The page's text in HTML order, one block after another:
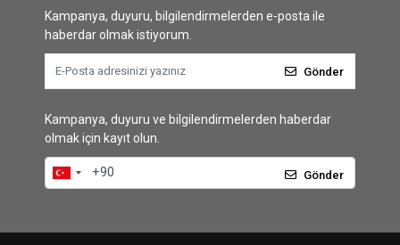
Kampanya, duyuru, bilgilendirmelerden e-posta ile
haberdar olmak istiyorum.
Gönder
Kampanya, duyuru ve bilgilendirmelerden haberdar
olmak için kayıt olun.
Gönder